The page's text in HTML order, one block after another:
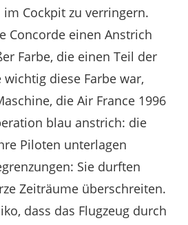
Cockpit zu verringern.
Concorde einen Anstrich
Farbe, die einen Teil der
diese Farbe war,
die Air France 1996
blau anstrich: die
Piloten unterlagen
Sie durften
Zeiträume überschreiten.
dass das Flugzeug durch